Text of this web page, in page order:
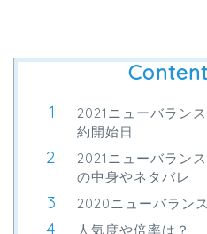
2021ニューバラン
約開始日
2021ニューバラン
の中身やネタバレ
2020ニューバラン
人気度や倍率は？